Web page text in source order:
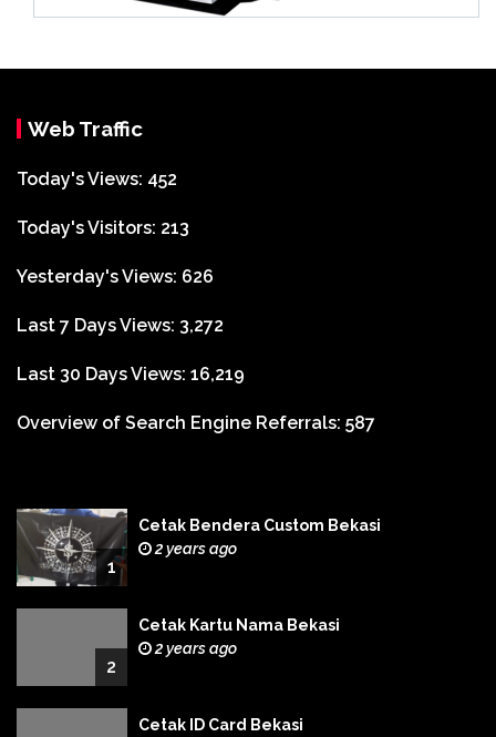
Web Traffic
Today's Views: 452
Today's Visitors: 213
Yesterday's Views: 626
Last 7 Days Views: 3,272
Last 30 Days Views: 16,219
Overview of Search Engine Referrals: 587
1
Cetak Bendera Custom Bekasi
2 years ago
2
Cetak Kartu Nama Bekasi
2 years ago
Cetak ID Card Bekasi